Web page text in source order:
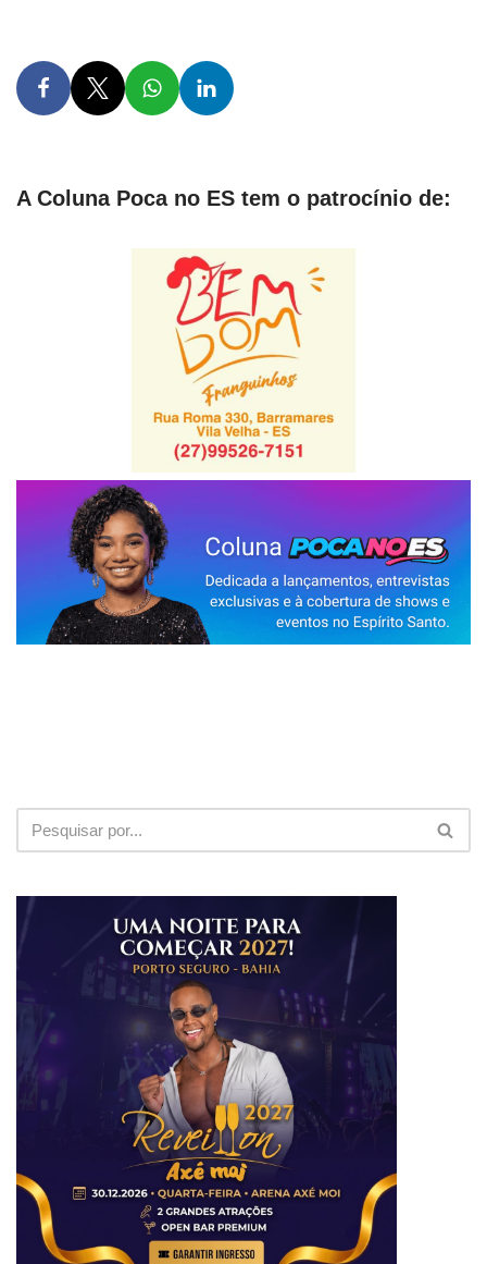
A Coluna Poca no ES tem o patrocínio de: